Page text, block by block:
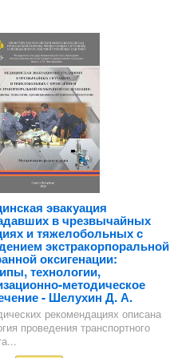
эвакуация
в чрезвычайных
и тяжелобольных с
экстракорпоральной
оксигенации:
технологии,
методическое
- Шелухин Д. А.
рекомендациях описана
проведения транспортного